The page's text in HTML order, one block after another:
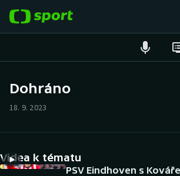
Hokej
Tenis
Atletika
Dohráno
18. 9. 2023
Videa k tématu
PSV Eindhoven s